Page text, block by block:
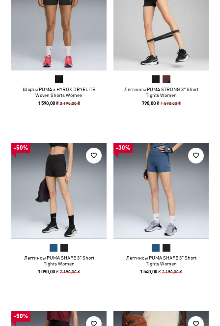
Шорты PUMA x HYROX DRYELITE
Woven Shorts Women
1 590,00 ₴3 190,00 ₴
Леггинсы PUMA STRONG 3" Short
Tights Women
790,00 ₴ 1 590,00 ₴
-50%
Леггинсы PUMA SHAPE 3" Short
Tights Women
1 090,00 ₴2 190,00 ₴
-30%
Леггинсы PUMA SHAPE 3" Short
Tights Women
1 540,00 ₴2 190,00 ₴
-50%